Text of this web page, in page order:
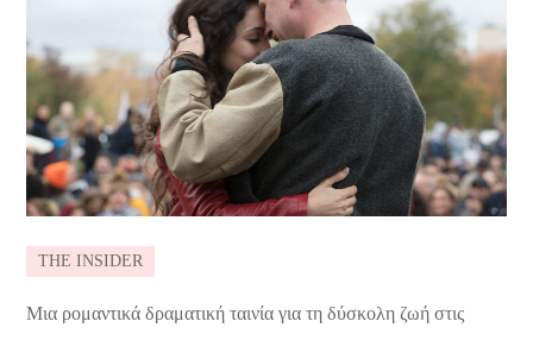
THE INSIDER
Μια ρομαντικά δραματική ταινία για τη δύσκολη ζωή στις